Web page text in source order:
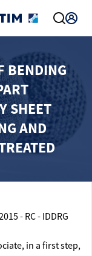
BENDING
SHEET
AND
- RC - IDDRG
in a first step,